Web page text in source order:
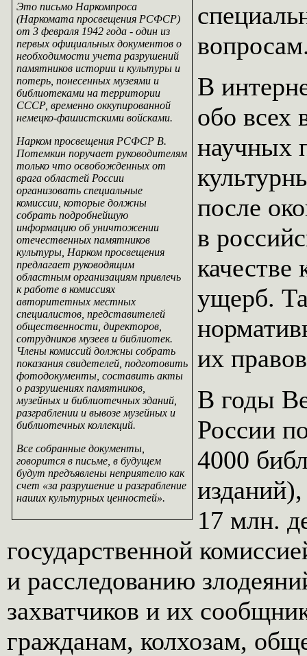
Это письмо Наркомпроса
(Наркомата просвещения РСФСР)
от 3 февраля 1942 года - один из
первых официальных документов о
необходимости учета разрушений
памятников истории и культуры и
потерь, понесенных музеями и
библиотеками на территории
СССР, временно оккупированной
немецко-фашистскими войсками.
Нарком просвещения РСФСР В.
Потемкин поручает руководителям
только что освобожденных от
врага областей России
организовать специальные
комиссии, которые должны
собрать подробнейшую
информацию об уничтожении
отечественных памятников
культуры, Нарком просвещения
предлагает руководящим
областным организациям привлечь
к работе в комиссиях
авторитетных местных
специалистов, представителей
общественности, директоров,
сотрудников музеев и библиотек.
Члены комиссий должны собрать
показания свидетелей, подготовить
фотодокументы, составить акты
о разрушениях памятников,
музейных и библиотечных зданий,
разграблении и вывозе музейных и
библиотечных коллекций.
Все собранные документы,
говорится в письме, в будущем
будут предъявлены неприятелю как
счет «за разрушение и разграбление
наших культурных ценностей».
В
обо всех
научных
после
в
ущерб.
их
В годы
России
4000
17 млн.
государственной
и расследованию
захватчиков и их
гражданам, колхозам,